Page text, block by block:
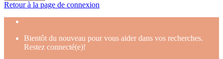
Retour à la page de connexion
Bientôt du nouveau pour vous aider dans vos recherches.
Restez connecté(e)!